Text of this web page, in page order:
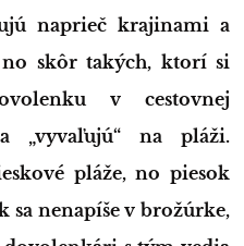
naprieč krajinami a
no skôr takých, ktorí si
v cestovnej
„vyvaľujú“ na pláži.
pláže, no piesok
nenapíše v brožúrke,